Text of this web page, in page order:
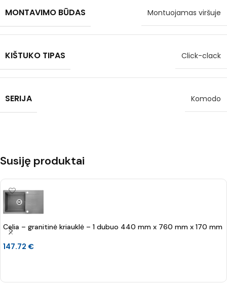
MONTAVIMO BŪDAS Montuojamas viršuje
KIŠTUKO TIPAS Click-clack
SERIJA Komodo
Susiję produktai
Celia – granitinė kriauklė – 1 dubuo 440 mm x 760 mm x 170 mm
147.72 €